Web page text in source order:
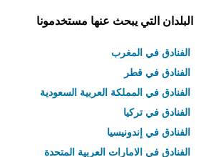
البلدان التي يبحث عنها مستخدمونا
الفنادق في المغرب
الفنادق في قطر
الفنادق في المملكة العربية السعودية
الفنادق في تركيا
الفنادق في إندونيسيا
الفنادق في الامارات العربية المتحدة